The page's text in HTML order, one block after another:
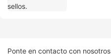
Ponte en contacto con nosotros